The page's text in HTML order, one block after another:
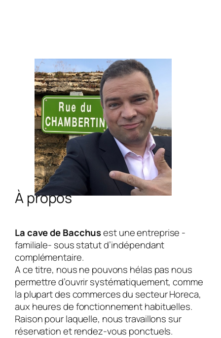
À propos
La cave de Bacchusest une entreprise -
familiale- sous statut d’indépendant
complémentaire.
A ce titre, nous ne pouvons hélas pas nous
permettre d’ouvrir systématiquement, comme
la plupart des commerces du secteur Horeca,
aux heures de fonctionnement habituelles.
Raison pour laquelle, nous travaillons sur
réservation et rendez-vous ponctuels.